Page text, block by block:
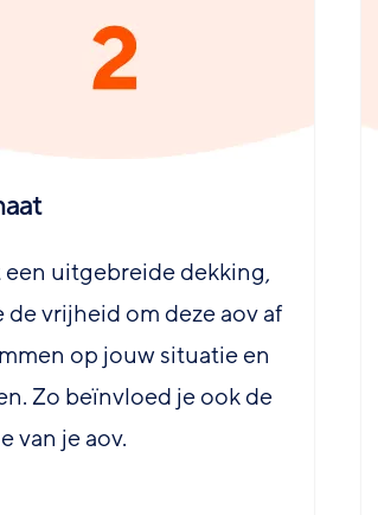
een uitgebreide dekking,
de vrijheid om deze aov af
op jouw situatie en
Zo beïnvloed je ook de
van je aov.